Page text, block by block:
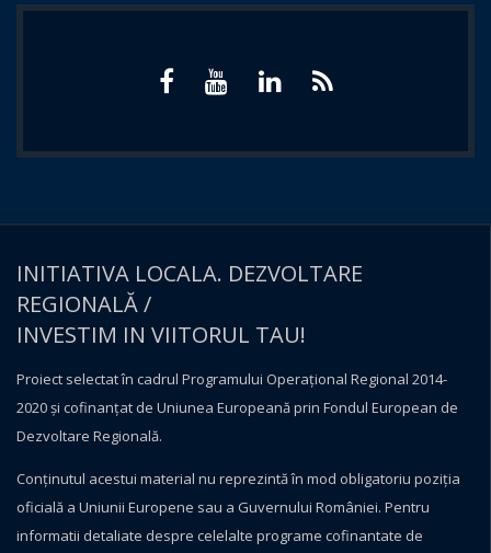
INITIATIVA LOCALA. DEZVOLTARE
REGIONALĂ /
INVESTIM IN VIITORUL TAU!
Proiect selectat în cadrul Programului Operațional Regional 2014-
2020 și cofinanțat de Uniunea Europeană prin Fondul European de
Dezvoltare Regională.
Conţinutul acestui material nu reprezintă în mod obligatoriu poziţia
oficială a Uniunii Europene sau a Guvernului României. Pentru
informatii detaliate despre celelalte programe cofinantate de